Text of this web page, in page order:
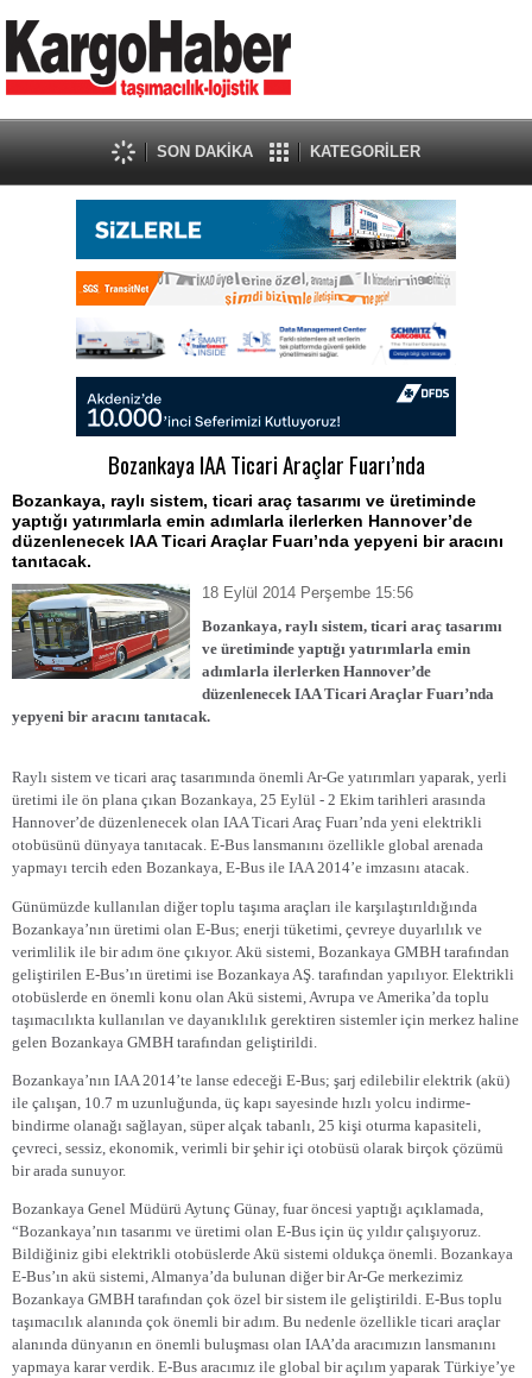
SON DAKİKA KATEGORİLER
Bozankaya IAA Ticari Araçlar Fuarı’nda
Bozankaya, raylı sistem, ticari araç tasarımı ve üretiminde
yaptığı yatırımlarla emin adımlarla ilerlerken Hannover’de
düzenlenecek IAA Ticari Araçlar Fuarı’nda yepyeni bir aracını
tanıtacak.
18 Eylül 2014 Perşembe 15:56
Bozankaya, raylı sistem, ticari araç tasarımı
ve üretiminde yaptığı yatırımlarla emin
adımlarla ilerlerken Hannover’de
düzenlenecek IAA Ticari Araçlar Fuarı’nda
yepyeni bir aracını tanıtacak.
Raylı sistem ve ticari araç tasarımında önemli Ar-Ge yatırımları yaparak, yerli
üretimi ile ön plana çıkan Bozankaya, 25 Eylül - 2 Ekim tarihleri arasında
Hannover’de düzenlenecek olan IAA Ticari Araç Fuarı’nda yeni elektrikli
otobüsünü dünyaya tanıtacak. E-Bus lansmanını özellikle global arenada
yapmayı tercih eden Bozankaya, E-Bus ile IAA 2014’e imzasını atacak.
Günümüzde kullanılan diğer toplu taşıma araçları ile karşılaştırıldığında
Bozankaya’nın üretimi olan E-Bus; enerji tüketimi, çevreye duyarlılık ve
verimlilik ile bir adım öne çıkıyor. Akü sistemi, Bozankaya GMBH tarafından
geliştirilen E-Bus’ın üretimi ise Bozankaya AŞ. tarafından yapılıyor. Elektrikli
otobüslerde en önemli konu olan Akü sistemi, Avrupa ve Amerika’da toplu
taşımacılıkta kullanılan ve dayanıklılık gerektiren sistemler için merkez haline
gelen Bozankaya GMBH tarafından geliştirildi.
Bozankaya’nın IAA 2014’te lanse edeceği E-Bus; şarj edilebilir elektrik (akü)
ile çalışan, 10.7 m uzunluğunda, üç kapı sayesinde hızlı yolcu indirme-
bindirme olanağı sağlayan, süper alçak tabanlı, 25 kişi oturma kapasiteli,
çevreci, sessiz, ekonomik, verimli bir şehir içi otobüsü olarak birçok çözümü
bir arada sunuyor.
Bozankaya Genel Müdürü Aytunç Günay, fuar öncesi yaptığı açıklamada,
“Bozankaya’nın tasarımı ve üretimi olan E-Bus için üç yıldır çalışıyoruz.
Bildiğiniz gibi elektrikli otobüslerde Akü sistemi oldukça önemli. Bozankaya
E-Bus’ın akü sistemi, Almanya’da bulunan diğer bir Ar-Ge merkezimiz
Bozankaya GMBH tarafından çok özel bir sistem ile geliştirildi. E-Bus toplu
taşımacılık alanında çok önemli bir adım. Bu nedenle özellikle ticari araçlar
alanında dünyanın en önemli buluşması olan IAA’da aracımızın lansmanını
yapmaya karar verdik. E-Bus aracımız ile global bir açılım yaparak Türkiye’ye